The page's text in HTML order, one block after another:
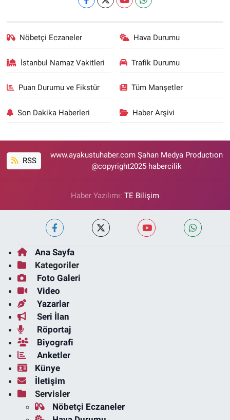
Nöbetçi Eczaneler Hava Durumu
İstanbul Namaz Vakitleri Trafik Durumu
Puan Durumu ve Fikstür Tüm Manşetler
Son Dakika Haberleri Haber Arşivi
RSS
www.ayakustuhaber.com Şahan Medya Productıon
@copyright2025 habercilik
Haber Yazılımı: TE Bilişim
Ana Sayfa
Kategoriler
Foto Galeri
Video
Yazarlar
Seri İlan
Röportaj
Biyografi
Anketler
Künye
İletişim
Servisler
Nöbetçi Eczaneler